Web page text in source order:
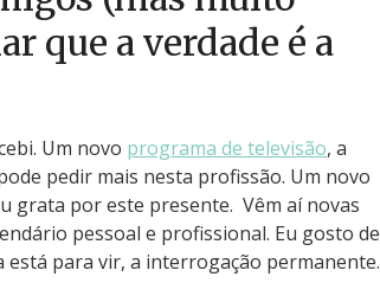
que a verdade é a
Um novo programa de televisão, a
pedir mais nesta profissão. Um novo
grata por este presente. Vêm aí novas
pessoal e profissional. Eu gosto de
para vir, a interrogação permanente.